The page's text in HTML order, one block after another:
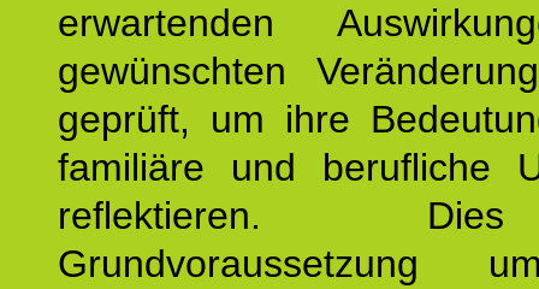
erwartenden
gewünschten
geprüft, um ihre
familiäre und berufliche
reflektieren.
Grundvoraussetzung